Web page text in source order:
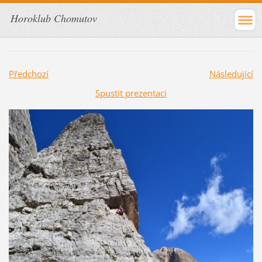
Horoklub Chomutov
Předchozí
Následující
Spustit prezentaci